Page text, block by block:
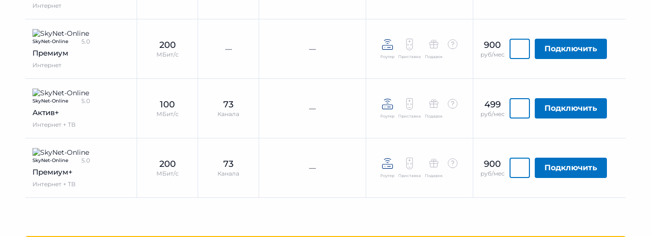
Интернет
SkyNet-Online 5.0
Премиум
Интернет
200
МБит/с
— —
Роутер Приставка Подарок
900
руб/мес
Подключить
SkyNet-Online 5.0
Актив+
Интернет + ТВ
100
МБит/с
73
Канала
—
Роутер Приставка Подарок
499
руб/мес
Подключить
SkyNet-Online 5.0
Премиум+
Интернет + ТВ
200
МБит/с
73
Канала
—
Роутер Приставка Подарок
900
руб/мес
Подключить